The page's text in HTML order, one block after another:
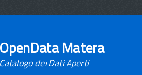
OpenData Matera
Catalogo dei Dati Aperti